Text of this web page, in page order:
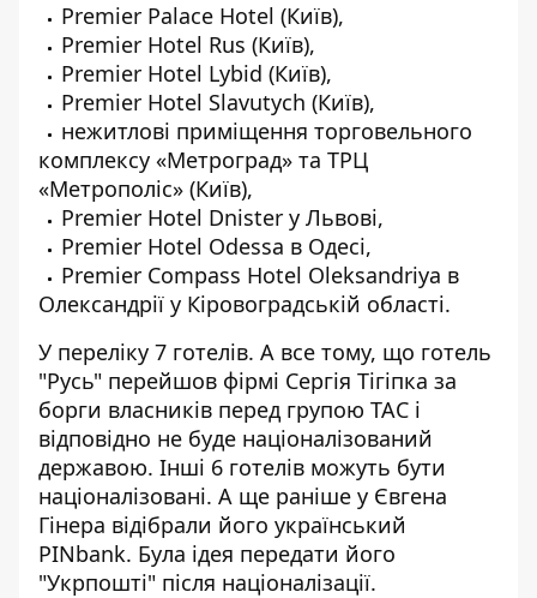
Premier Palace Hotel (Київ),
Premier Hotel Rus (Київ),
Premier Hotel Lybid (Київ),
Premier Hotel Slavutych (Київ),
нежитлові приміщення торговельного
комплексу «Метроград» та ТРЦ
«Метрополіс» (Київ),
Premier Hotel Dnister у Львові,
Premier Hotel Odessa в Одесі,
Premier Compass Hotel Oleksandriya в
Олександрії у Кіровоградській області.
У переліку 7 готелів. А все тому, що готель
"Русь" перейшов фірмі Сергія Тігіпка за
борги власників перед групою ТАС і
відповідно не буде націоналізований
державою. Інші 6 готелів можуть бути
націоналізовані. А ще раніше у Євгена
Гінера відібрали його український
PINbank. Була ідея передати його
"Укрпошті" після націоналізації.